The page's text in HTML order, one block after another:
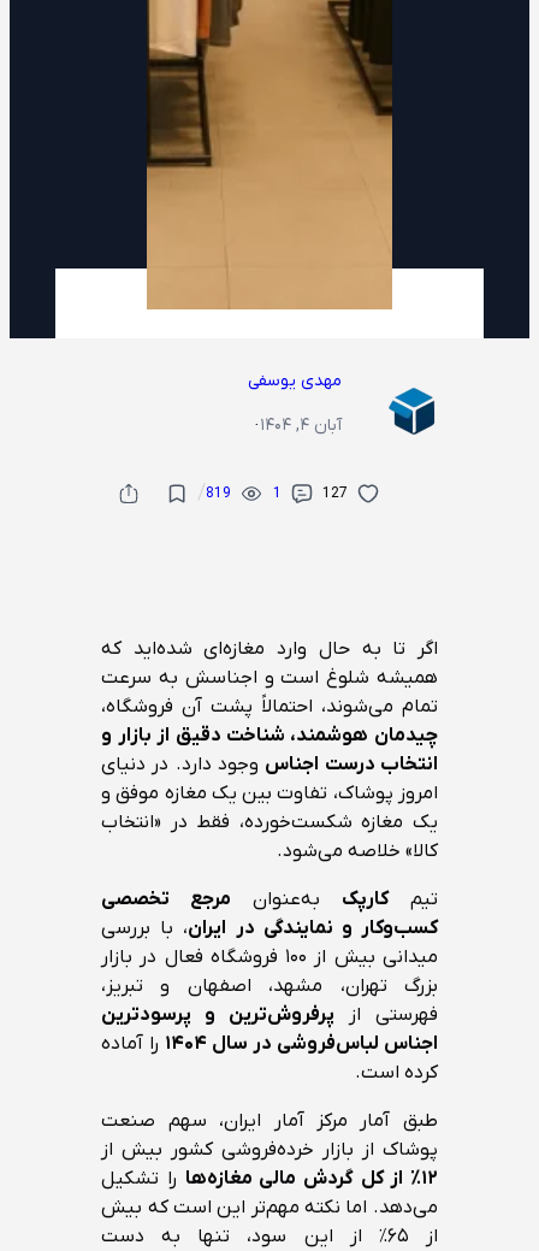
مهدی یوسفی
آبان ۴, ۱۴۰۴
·
127
1
819
/
اگر تا به حال وارد مغازه‌ای شده‌اید که
همیشه شلوغ است و اجناسش به سرعت
تمام می‌شوند، احتمالاً پشت آن فروشگاه،
چیدمان هوشمند، شناخت دقیق از بازار و
انتخاب درست اجناس وجود دارد. در دنیای
امروز پوشاک، تفاوت بین یک مغازه موفق و
یک مغازه شکست‌خورده، فقط در «انتخاب
کالا» خلاصه می‌شود.
تیمکارپک به‌عنوان مرجع تخصصی
کسب‌وکار و نمایندگی در ایران، با بررسی
میدانی بیش از ۱۰۰ فروشگاه فعال در بازار
بزرگ تهران، مشهد، اصفهان و تبریز،
فهرستی از پرفروش‌ترین و پرسودترین
اجناس لباس‌فروشی در سال ۱۴۰۴
را آماده
کرده است.
طبق آمار مرکز آمار ایران، سهم صنعت
پوشاک از بازار خرده‌فروشی کشور بیش از
۱۲٪ از کل گردش مالی مغازه‌ها
را تشکیل
می‌دهد. اما نکته مهم‌تر این است که بیش
از ۶۵٪ از این سود، تنها به دست